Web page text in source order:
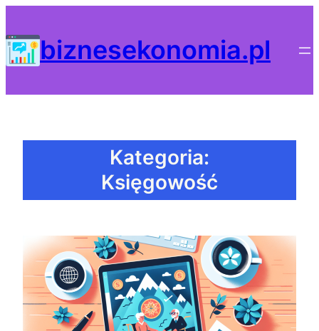
do
treści biznesekonomia.pl
Kategoria:
Księgowość